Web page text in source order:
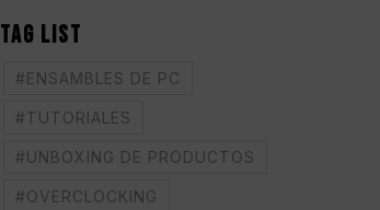
TAG LIST
#ENSAMBLES DE PC
#TUTORIALES
#UNBOXING DE PRODUCTOS
#OVERCLOCKING